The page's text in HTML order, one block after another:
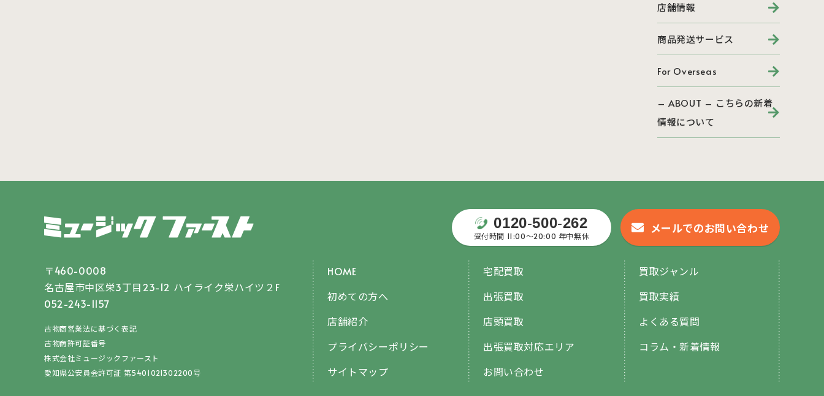
店舗情報
商品発送サービス
For Overseas
– ABOUT – こちらの新着
情報について
HOME
初めての方へ
店舗紹介
プライバシーポリシー
サイトマップ
宅配買取
出張買取
店頭買取
出張買取対応エリア
お問い合わせ
買取ジャンル
買取実績
よくある質問
コラム・新着情報
0120-500-262
受付時間 11:00〜20:00 年中無休
メールでのお問い合わせ
〒460-0008
名古屋市中区栄3丁目23-12 ハイライク栄ハイツ２F
052-243-1157
古物商営業法に基づく表記
古物商許可証番号
株式会社ミュージックファースト
愛知県公安員会許可証 第5401021302200号